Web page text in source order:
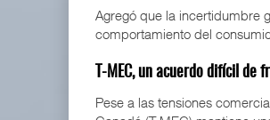
Agregó que la incertidumbre
comportamiento del
T-MEC, un acuerdo difícil de
Pese a las tensiones